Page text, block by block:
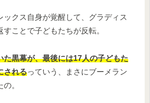
ックス自身が覚醒して、グラディス
すことで子どもたちが反転。
た黒幕が、最後には17人の子どもた
されるっていう、まさにブーメラン
。